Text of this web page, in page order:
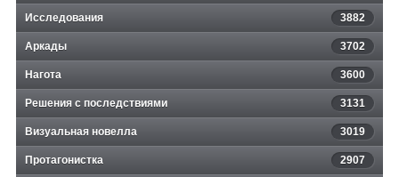
Исследования 3882
Аркады 3702
Нагота 3600
Решения с последствиями 3131
Визуальная новелла 3019
Протагонистка 2907